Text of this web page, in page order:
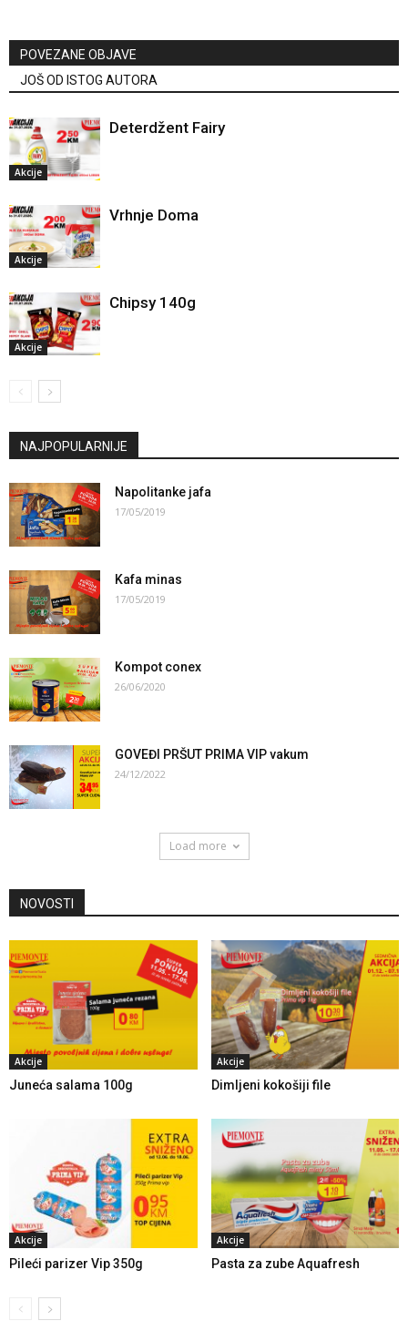
POVEZANE OBJAVE
JOŠ OD ISTOG AUTORA
Akcije
Deterdžent Fairy
Akcije
Vrhnje Doma
Akcije
Chipsy 140g
NAJPOPULARNIJE
Napolitanke jafa
17/05/2019
Kafa minas
17/05/2019
Kompot conex
26/06/2020
GOVEĐI PRŠUT PRIMA VIP vakum
24/12/2022
Load more
NOVOSTI
Akcije
Juneća salama 100g
Akcije
Dimljeni kokošiji file
Akcije
Pileći parizer Vip 350g
Akcije
Pasta za zube Aquafresh